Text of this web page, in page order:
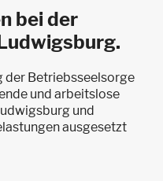
bei der
der Betriebsseelsorge
und arbeitslose
und
ausgesetzt